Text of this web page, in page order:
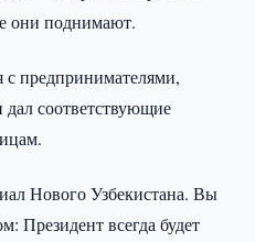
они поднимают.
с предпринимателями,
соответствующие
Нового Узбекистана. Вы
Президент всегда будет